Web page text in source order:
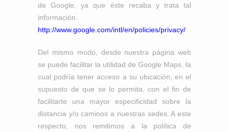
de Google, ya que éste recaba y trata tal
información.
http://www.google.com/intl/en/policies/privacy/
Del mismo modo, desde nuestra página web
se puede facilitar la utilidad de Google Maps, la
cual podría tener acceso a su ubicación, en el
supuesto de que se lo permita, con el fin de
facilitarte una mayor especificidad sobre la
distancia y/o caminos a nuestras sedes. A este
respecto, nos remitimos a la política de